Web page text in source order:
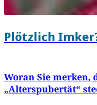
Plötzlich
Woran Sie merken,
„Alterspubertät“